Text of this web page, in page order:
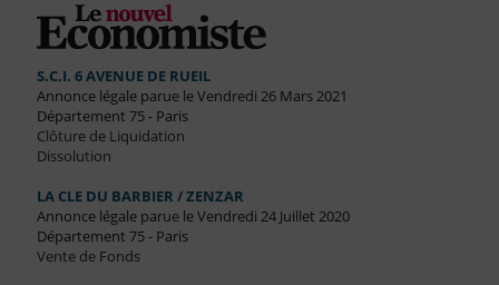
S.C.I. 6 AVENUE DE RUEIL
Annonce légale parue le Vendredi 26 Mars 2021
Département 75 - Paris
Clôture de Liquidation
Dissolution
LA CLE DU BARBIER / ZENZAR
Annonce légale parue le Vendredi 24 Juillet 2020
Département 75 - Paris
Vente de Fonds